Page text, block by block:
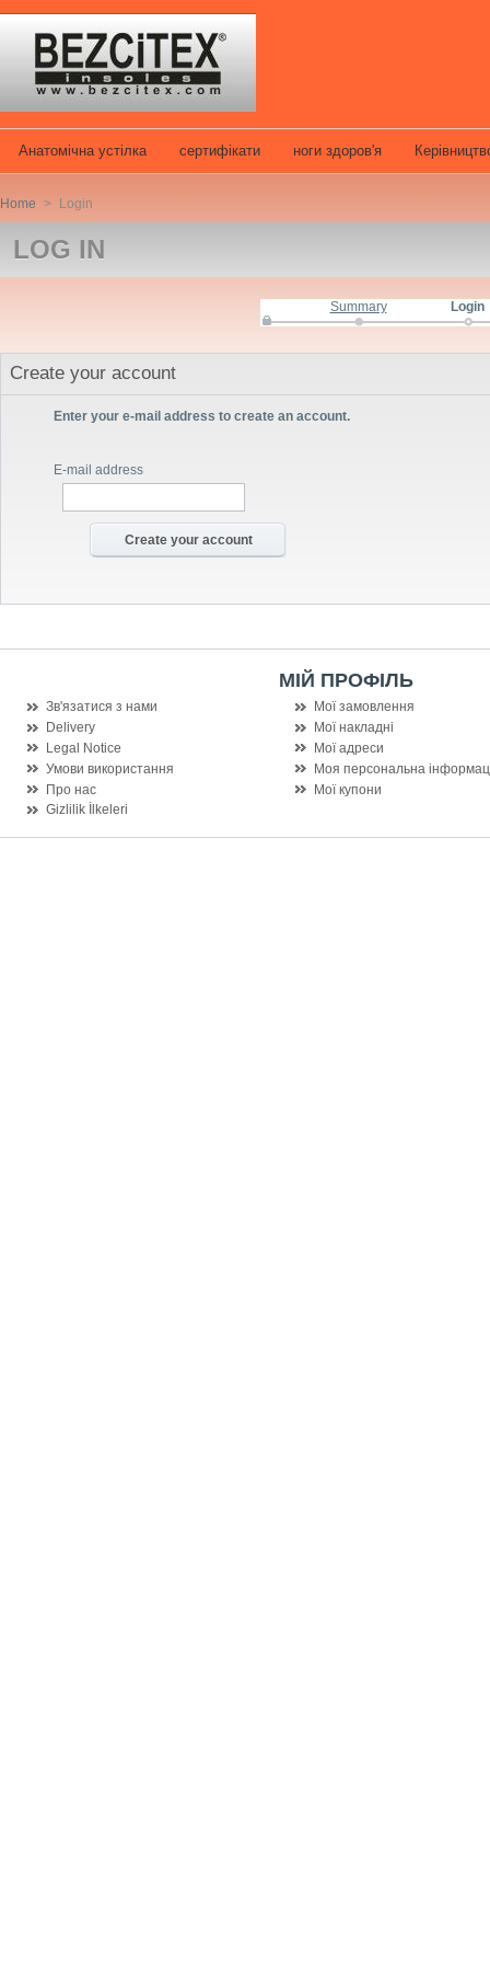
Анатомічна устілка сертифікати ноги здоров'я
Home > Login
LOG IN
Summary Login
Create your account
Enter your e-mail address to create an account.
E-mail address
Зв'язатися з нами
Delivery
Legal Notice
Умови використання
Про нас
Gizlilik İlkeleri
МІЙ ПРОФІЛЬ
Мої замовлення
Мої накладні
Мої адреси
Моя персональна
Мої купони